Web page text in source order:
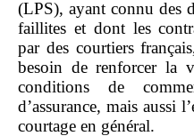
(LPS), ayant connu des
faillites et dont les
par des courtiers
besoin de renforcer la
conditions de
d’assurance, mais aussi
courtage en général.